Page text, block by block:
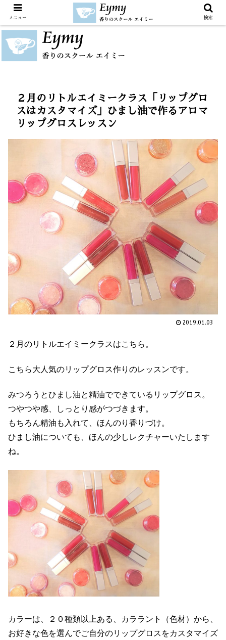
２月のリトルエイミークラス「リップグロ
スはカスタマイズ」ひまし油で作るアロマ
リップグロスレッスン
2019.01.03
２月のリトルエイミークラスはこちら。
こちら大人気のリップグロス作りのレッスンです。
みつろうとひまし油と精油でできているリップグロス。
つやつや感、しっとり感がつづきます。
もちろん精油も入れて、ほんのり香りづけ。
ひまし油についても、ほんの少しレクチャーいたします
ね。
カラーは、２０種類以上ある、カララント（色材）から、
お好きな色を選んでご自分のリップグロスをカスタマイズ
メニュー 検索